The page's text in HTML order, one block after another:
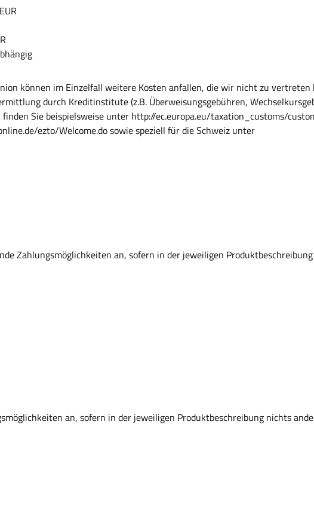
können im Einzelfall weitere Kosten anfallen, die wir nicht zu
durch Kreditinstitute (z.B. Überweisungsgebühren,
finden Sie beispielsweise unter http://ec.europa.eu/taxation_customs/
ezto/Welcome.do sowie speziell für die Schweiz unter
Zahlungsmöglichkeiten an, sofern in der jeweiligen
an, sofern in der jeweiligen Produktbeschreibung nichts